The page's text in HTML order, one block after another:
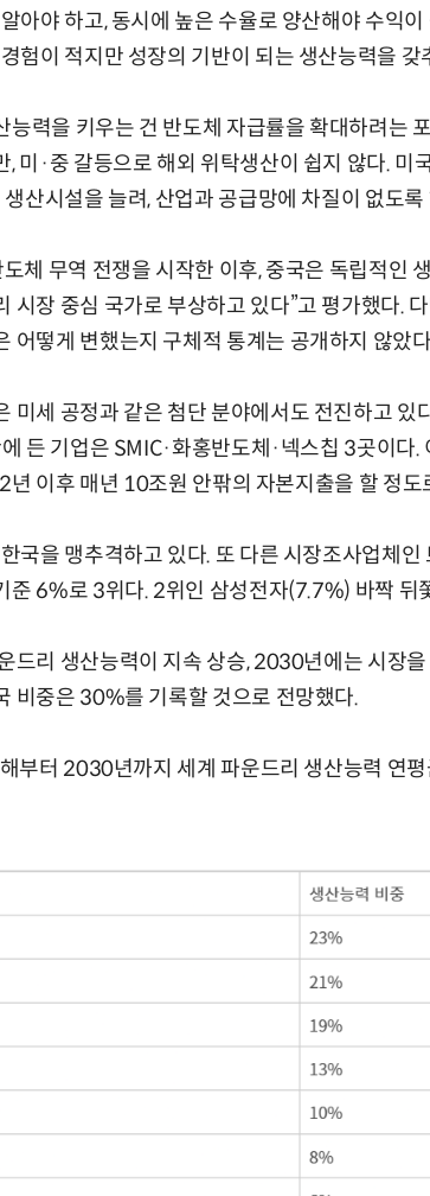
아야 하고, 동시에 높은 수율로 양산해야 수익
험이 적지만 성장의 기반이 되는 생산능력을
능력을 키우는 건 반도체 자급률을 확대하려는
, 미·중 갈등으로 해외 위탁생산이 쉽지 않다. 미
산시설을 늘려, 산업과 공급망에 차질이 없도
체 무역 전쟁을 시작한 이후, 중국은 독립적인
시장 중심 국가로 부상하고 있다”고 평가했다.
어떻게 변했는지 구체적 통계는 공개하지 않았
미세 공정과 같은 첨단 분야에서도 전진하고 있
든 기업은 SMIC·화홍반도체·넥스칩 3곳이다.
이후 매년 10조원 안팎의 자본지출을 할 정
국을 맹추격하고 있다. 또 다른 시장조사업체인
준 6%로 3위다. 2위인 삼성전자(7.7%) 바짝 뒤
드리 생산능력이 지속 상승, 2030년에는 시장
비중은 30%를 기록할 것으로 전망했다.
부터 2030년까지 세계 파운드리 생산능력 연